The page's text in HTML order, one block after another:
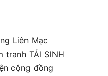
Liên Mạc
tranh TÁI SINH
cộng đồng